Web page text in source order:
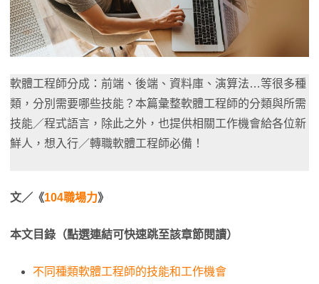
軟體工程師分成：前端、後端、資料庫、演算法…等很多種
類，分別需要哪些技能？本篇彙整軟體工程師的分類與所需
技能／程式語言，除此之外，也提供相關工作機會給各位新
鮮人，想入行／轉職軟體工程師必備！
文／《104職場力》
本文目錄（點選連結可快速跳至該章節閱讀）
不同種類軟體工程師的技能和工作機會